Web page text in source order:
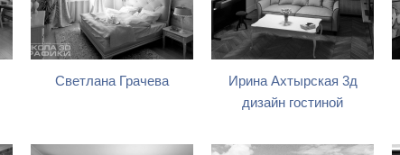
Светлана Грачева
Ирина Ахтырская 3д
дизайн гостиной